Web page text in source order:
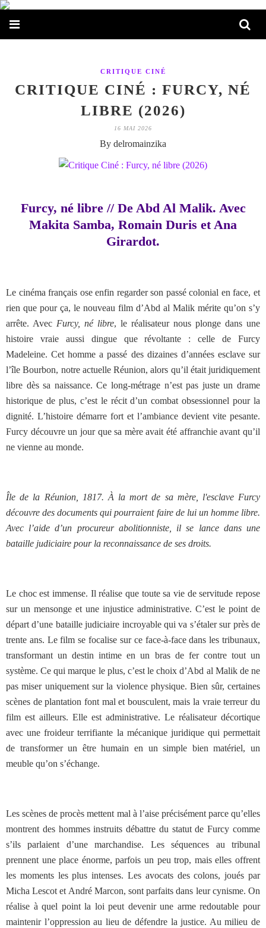
CRITIQUE CINÉ
CRITIQUE CINÉ : FURCY, NÉ
LIBRE (2026)
16 MAI 2026
By delromainzika
Furcy, né libre // De Abd Al Malik. Avec
Makita Samba, Romain Duris et Ana
Girardot.
Le cinéma français ose enfin regarder son passé colonial en face, et
rien que pour ça, le nouveau film d’Abd al Malik mérite qu’on s’y
arrête. Avec Furcy, né libre, le réalisateur nous plonge dans une
histoire vraie aussi dingue que révoltante : celle de Furcy
Madeleine. Cet homme a passé des dizaines d’années esclave sur
l’île Bourbon, notre actuelle Réunion, alors qu’il était juridiquement
libre dès sa naissance. Ce long-métrage n’est pas juste un drame
historique de plus, c’est le récit d’un combat obsessionnel pour la
dignité. L’histoire démarre fort et l’ambiance devient vite pesante.
Furcy découvre un jour que sa mère avait été affranchie avant qu’il
ne vienne au monde.
Île de la Réunion, 1817. À la mort de sa mère, l'esclave Furcy
découvre des documents qui pourraient faire de lui un homme libre.
Avec l’aide d’un procureur abolitionniste, il se lance dans une
bataille judiciaire pour la reconnaissance de ses droits.
Le choc est immense. Il réalise que toute sa vie de servitude repose
sur un mensonge et une injustice administrative. C’est le point de
départ d’une bataille judiciaire incroyable qui va s’étaler sur près de
trente ans. Le film se focalise sur ce face-à-face dans les tribunaux,
transformant un destin intime en un bras de fer contre tout un
système. Ce qui marque le plus, c’est le choix d’Abd al Malik de ne
pas miser uniquement sur la violence physique. Bien sûr, certaines
scènes de plantation font mal et bousculent, mais la vraie terreur du
film est ailleurs. Elle est administrative. Le réalisateur décortique
avec une froideur terrifiante la mécanique juridique qui permettait
de transformer un être humain en un simple bien matériel, un
meuble qu’on s’échange.
Les scènes de procès mettent mal à l’aise précisément parce qu’elles
montrent des hommes instruits débattre du statut de Furcy comme
s’ils parlaient d’une marchandise. Les séquences au tribunal
prennent une place énorme, parfois un peu trop, mais elles offrent
les moments les plus intenses. Les avocats des colons, joués par
Micha Lescot et André Marcon, sont parfaits dans leur cynisme. On
réalise à quel point la loi peut devenir une arme redoutable pour
maintenir l’oppression au lieu de défendre la justice. Au milieu de